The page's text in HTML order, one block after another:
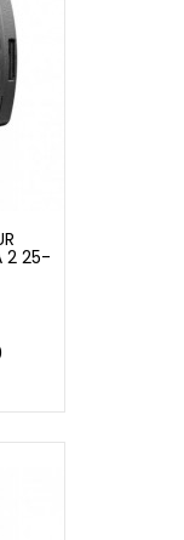
2 25-